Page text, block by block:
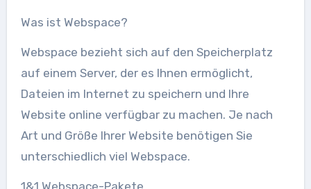
Was ist Webspace?
Webspace bezieht sich auf den Speicherplatz
auf einem Server, der es Ihnen ermöglicht,
Dateien im Internet zu speichern und Ihre
Website online verfügbar zu machen. Je nach
Art und Größe Ihrer Website benötigen Sie
unterschiedlich viel Webspace.
1&1 Webspace-Pakete